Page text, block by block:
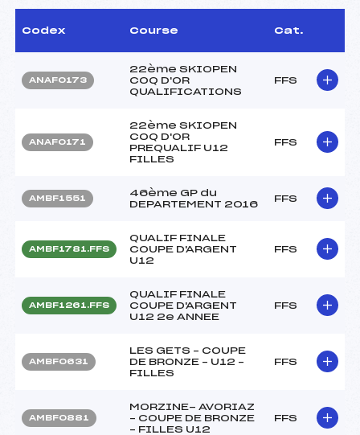
Codex Course Cat.
ANAF0173
22ème SKIOPEN
COQ D'OR
QUALIFICATIONS
FFS
ANAF0171
22ème SKIOPEN
COQ D'OR
PREQUALIF U12
FILLES
FFS
AMBF1551
46ème GP du
DEPARTEMENT 2016
FFS
AMBF1781.FFS
QUALIF FINALE
COUPE D'ARGENT
U12
FFS
AMBF1261.FFS
QUALIF FINALE
COUPE D'ARGENT
U12 2e ANNEE
FFS
AMBF0631
LES GETS – COUPE
DE BRONZE – U12 –
FILLES
FFS
AMBF0881
MORZINE- AVORIAZ
– COUPE DE BRONZE
– FILLES U12
FFS